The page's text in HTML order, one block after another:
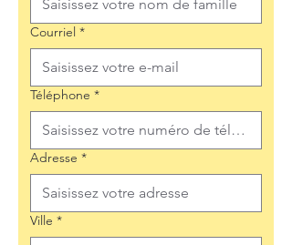
Courriel *
Téléphone *
Adresse *
Ville *